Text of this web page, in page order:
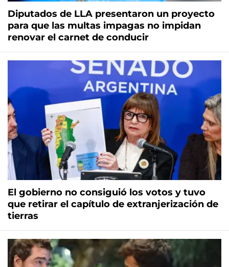
Diputados de LLA presentaron un proyecto
para que las multas impagas no impidan
renovar el carnet de conducir
El gobierno no consiguió los votos y tuvo
que retirar el capítulo de extranjerización de
tierras